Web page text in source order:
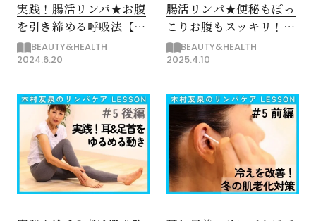
実践！腸活リンパ★お腹
を引き締める呼吸法【後
編】BEAUTY&HEALTH
2024.6.20
腸活リンパ★便秘もぽっ
こりお腹もスッキリ！
【前編】
BEAUTY&HEALTH
2025.4.10